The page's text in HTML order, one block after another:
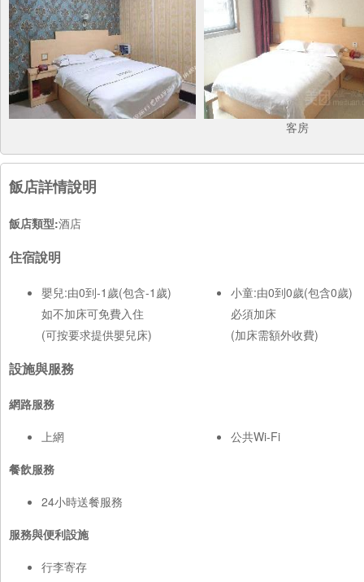
客房
飯店詳情說明
飯店類型:酒店
住宿說明
嬰兒:由0到-1歲(包含-1歲)
如不加床可免費入住
(可按要求提供嬰兒床)
小童:由0到0歲(包含0歲)
必須加床
(加床需額外收費)
設施與服務
網路服務
上網
公共Wi-Fi
餐飲服務
24小時送餐服務
服務與便利設施
行李寄存